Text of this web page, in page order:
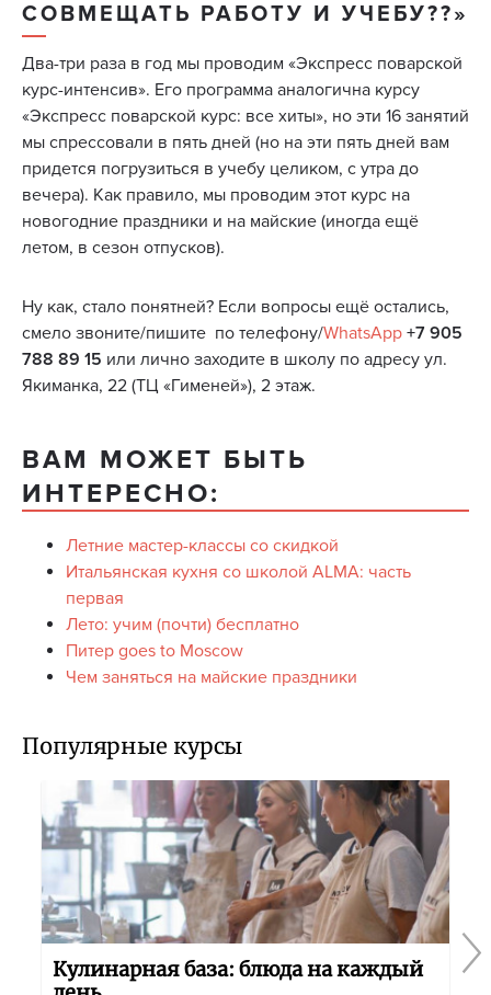
СОВМЕЩАТЬ РАБОТУ И УЧЕБУ??»
Два-три раза в год мы проводим «Экспресс поварской
курс-интенсив». Его программа аналогична курсу
«Экспресс поварской курс: все хиты», но эти 16 занятий
мы спрессовали в пять дней (но на эти пять дней вам
придется погрузиться в учебу целиком, с утра до
вечера). Как правило, мы проводим этот курс на
новогодние праздники и на майские (иногда ещё
летом, в сезон отпусков).
Ну как, стало понятней? Если вопросы ещё остались,
смело звоните/пишите по телефону/WhatsApp +7 905
788 89 15 или лично заходите в школу по адресу ул.
Якиманка, 22 (ТЦ «Гименей»), 2 этаж.
ВАМ МОЖЕТ БЫТЬ
ИНТЕРЕСНО:
Летние мастер-классы со скидкой
Итальянская кухня со школой ALMA: часть
первая
Лето: учим (почти) бесплатно
Питер goes to Moscow
Чем заняться на майские праздники
Популярные курсы
Кулинарная база: блюда на каждый